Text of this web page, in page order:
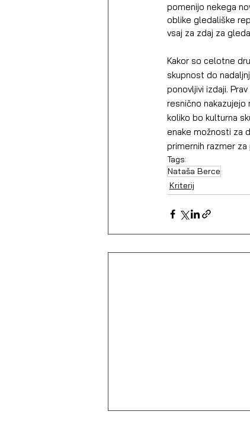
pomenijo nekega
oblike gledališke
vsaj za zdaj za
Kakor so celotne
skupnost do
ponovljivi izdaji.
resnično nakazujejo
koliko bo kulturna
enake možnosti za
primernih razmer za
Tags:
Nataša Berce
Kriterij